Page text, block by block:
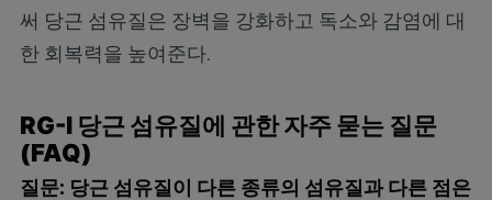
써 당근 섬유질은 장벽을 강화하고 독소와 감염에 대
한 회복력을 높여준다.
RG-I 당근 섬유질에 관한 자주 묻는 질문
(FAQ)
질문: 당근 섬유질이 다른 종류의 섬유질과 다른 점은